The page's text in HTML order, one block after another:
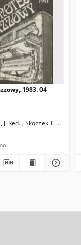
Red.
1983. 04
Red. ; Skoczek T. Red.